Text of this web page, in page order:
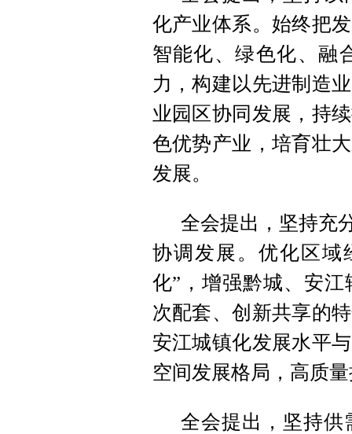
化产业体系。始终把
智能化、绿色化、融
力，构建以先进制造
业园区协同发展，持
色优势产业，培育壮
发展。
全会提出，坚持充
协调发展。优化区域
化”，增强黔城、安
次配套、创新共享的
安江城镇化发展水平
空间发展格局，高质
全会提出，坚持供